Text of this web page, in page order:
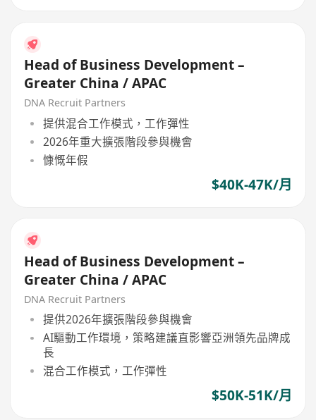
Head of Business Development –
Greater China / APAC
DNA Recruit Partners
提供混合工作模式，工作彈性
2026年重大擴張階段參與機會
慷慨年假
$40K-47K/月
Head of Business Development –
Greater China / APAC
DNA Recruit Partners
提供2026年擴張階段參與機會
AI驅動工作環境，策略建議直影響亞洲領先品牌成
長
混合工作模式，工作彈性
$50K-51K/月